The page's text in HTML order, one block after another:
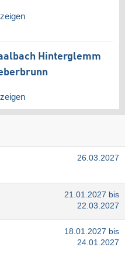
Hinterglemm
26.03.2027
21.01.2027 bis
22.03.2027
18.01.2027 bis
24.01.2027